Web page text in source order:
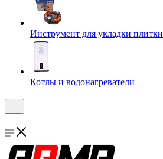
Инструмент для укладки плитки
Котлы и водонагреватели